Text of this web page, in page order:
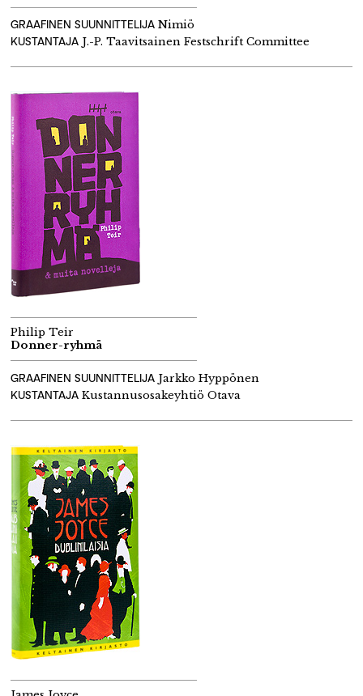
GRAAFINEN SUUNNITTELIJA Nimiö
KUSTANTAJA J.-P. Taavitsainen Festschrift Committee
Philip Teir
Donner-ryhmä
GRAAFINEN SUUNNITTELIJA Jarkko Hyppönen
KUSTANTAJA Kustannusosakeyhtiö Otava